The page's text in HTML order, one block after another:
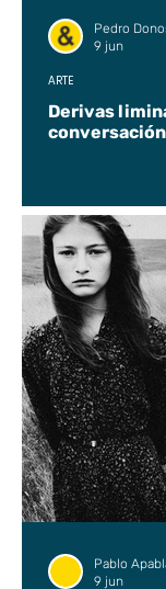
Derivas
ARTE
Pedro
9 jun
Pablo
9 jun